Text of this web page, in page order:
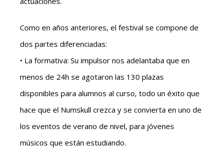
Como en años anteriores, el festival se compone de
dos partes diferenciadas:
• La formativa: Su impulsor nos adelantaba que en
menos de 24h se agotaron las 130 plazas
disponibles para alumnos al curso, todo un éxito que
hace que el Numskull crezca y se convierta en uno de
los eventos de verano de nivel, para jóvenes
músicos que están estudiando.